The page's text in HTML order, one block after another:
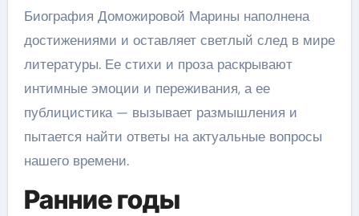
Биография Доможировой Марины наполнена
достижениями и оставляет светлый след в мире
литературы. Ее стихи и проза раскрывают
интимные эмоции и переживания, а ее
публицистика — вызывает размышления и
пытается найти ответы на актуальные вопросы
нашего времени.
Ранние годы